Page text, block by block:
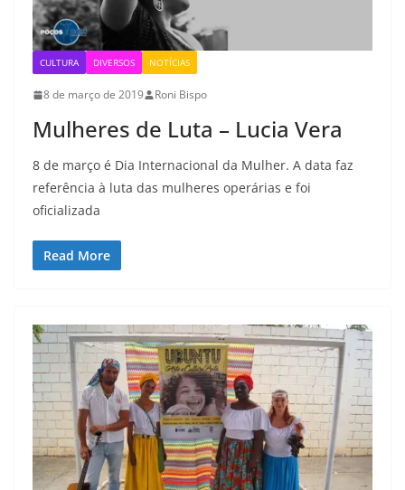
CULTURA DIVERSOS NOTÍCIAS
8 de março de 2019 Roni Bispo
Mulheres de Luta – Lucia Vera
8 de março é Dia Internacional da Mulher. A data faz
referência à luta das mulheres operárias e foi
oficializada
Read More